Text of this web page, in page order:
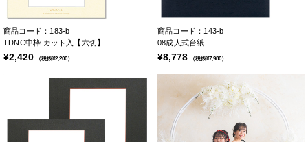
商品コード：183-b
TDNC中枠 カット入【六切】
¥2,420 （税抜¥2,200）
商品コード：143-b
08成人式台紙
¥8,778 （税抜¥7,980）